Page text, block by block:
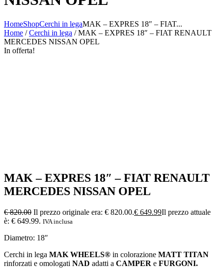
HomeShopCerchi in legaMAK – EXPRES 18″ – FIAT...
Home /Cerchi in lega / MAK – EXPRES 18″ – FIAT RENAULT
MERCEDES NISSAN OPEL
In offerta!
MAK – EXPRES 18″ – FIAT RENAULT
MERCEDES NISSAN OPEL
€820.00 Il prezzo originale era: € 820.00.€ 649.99Il prezzo attuale
è: € 649.99. IVA inclusa
Diametro: 18″
Cerchi in lega MAK WHEELS® in colorazione MATT TITAN
rinforzati e omologati NAD adatti a CAMPER e FURGONI.